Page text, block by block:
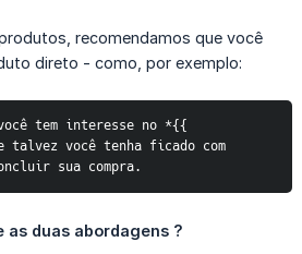
recomendamos que você
direto - como, por exemplo:
tem interesse no *{{
talvez você tenha ficado com
sua compra.
duas abordagens ?